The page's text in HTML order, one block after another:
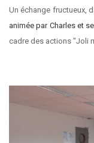
Un échange fructueux,
animée par Charles et
cadre des actions "Joli